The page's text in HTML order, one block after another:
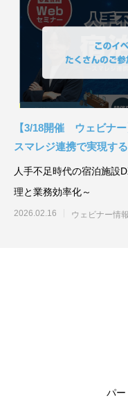
【3/18開催 ウェビナ
スマレジ連携で実現す
人手不足時代の宿泊施設
理と業務効率化～
2026.02.16 ウェビナー情報
パー